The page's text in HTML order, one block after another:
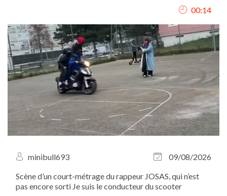
00:14
minibull693
09/08/2026
Scène d’un court-métrage du rappeur JOSAS, qui n’est
pas encore sorti Je suis le conducteur du scooter